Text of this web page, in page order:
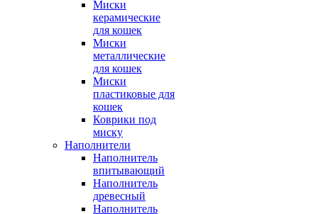
Миски
керамические
для кошек
Миски
металлические
для кошек
Миски
пластиковые для
кошек
Коврики под
миску
Наполнители
Наполнитель
впитывающий
Наполнитель
древесный
Наполнитель